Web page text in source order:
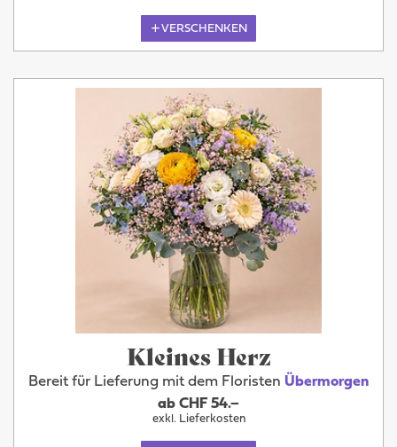
VERSCHENKEN
Kleines Herz
Bereit für Lieferung mit dem Floristen Übermorgen
ab CHF 54.–
exkl. Lieferkosten